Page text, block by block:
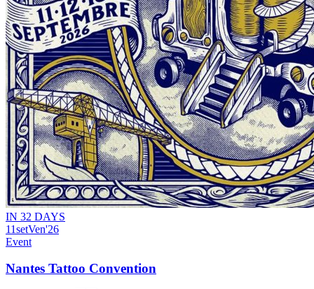
IN 32 DAYS
11setVen'26
Event
Nantes Tattoo Convention